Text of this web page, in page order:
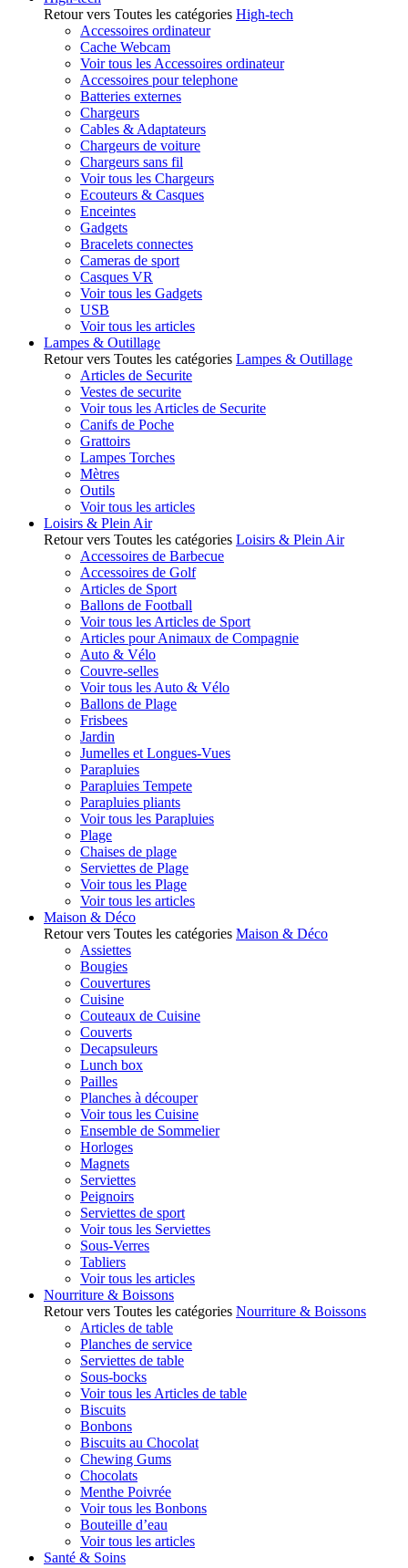
Retour vers Toutes les catégories High-tech
Accessoires ordinateur
Cache Webcam
Voir tous les Accessoires ordinateur
Accessoires pour telephone
Batteries externes
Chargeurs
Cables & Adaptateurs
Chargeurs de voiture
Chargeurs sans fil
Voir tous les Chargeurs
Ecouteurs & Casques
Enceintes
Gadgets
Bracelets connectes
Cameras de sport
Casques VR
Voir tous les Gadgets
USB
Voir tous les articles
Lampes & Outillage
Retour vers Toutes les catégories Lampes & Outillage
Articles de Securite
Vestes de securite
Voir tous les Articles de Securite
Canifs de Poche
Grattoirs
Lampes Torches
Mètres
Outils
Voir tous les articles
Loisirs & Plein Air
Retour vers Toutes les catégories Loisirs & Plein Air
Accessoires de Barbecue
Accessoires de Golf
Articles de Sport
Ballons de Football
Voir tous les Articles de Sport
Articles pour Animaux de Compagnie
Auto & Vélo
Couvre-selles
Voir tous les Auto & Vélo
Ballons de Plage
Frisbees
Jardin
Jumelles et Longues-Vues
Parapluies
Parapluies Tempete
Parapluies pliants
Voir tous les Parapluies
Plage
Chaises de plage
Serviettes de Plage
Voir tous les Plage
Voir tous les articles
Maison & Déco
Retour vers Toutes les catégories Maison & Déco
Assiettes
Bougies
Couvertures
Cuisine
Couteaux de Cuisine
Couverts
Decapsuleurs
Lunch box
Pailles
Planches à découper
Voir tous les Cuisine
Ensemble de Sommelier
Horloges
Magnets
Serviettes
Peignoirs
Serviettes de sport
Voir tous les Serviettes
Sous-Verres
Tabliers
Voir tous les articles
Nourriture & Boissons
Retour vers Toutes les catégories Nourriture & Boissons
Articles de table
Planches de service
Serviettes de table
Sous-bocks
Voir tous les Articles de table
Biscuits
Bonbons
Biscuits au Chocolat
Chewing Gums
Chocolats
Menthe Poivrée
Voir tous les Bonbons
Bouteille d’eau
Voir tous les articles
Santé & Soins